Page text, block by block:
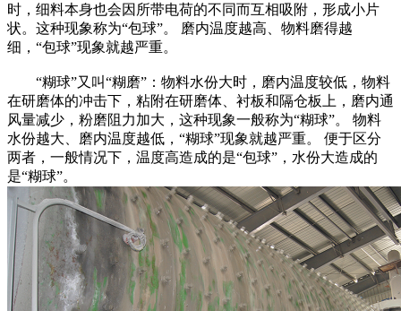
时，细料本身也会因所带电荷的不同而互相吸附，形成小片
状。这种现象称为“包球”。 磨内温度越高、物料磨得越
细，“包球”现象就越严重。
“糊球”又叫“糊磨”：物料水份大时，磨内温度较低，物料
在研磨体的冲击下，粘附在研磨体、衬板和隔仓板上，磨内通
风量减少，粉磨阻力加大，这种现象一般称为“糊球”。 物料
水份越大、磨内温度越低，“糊球”现象就越严重。 便于区分
两者，一般情况下，温度高造成的是“包球”，水份大造成的
是“糊球”。